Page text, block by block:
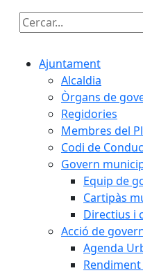
Cercar:
Ajuntament
Alcaldia
Òrgans de
Regidories
Membres del
Codi de
Govern
Equip de
Cartipàs
Directius i
Acció de
Agenda